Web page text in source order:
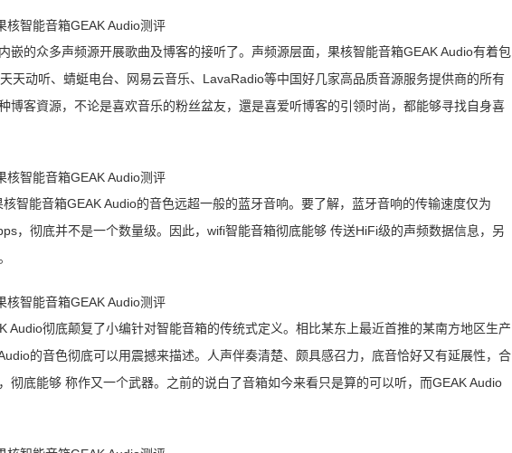
嵌的众多声频源开展歌曲及博客的接听了。声频源层面，果核智能音箱GEAK Audio有着包
天动听、蜻蜓电台、网易云音乐、LavaRadio等中国好几家高品质音源服务提供商的所有
博客資源，不论是喜欢音乐的粉丝盆友，還是喜爱听博客的引领时尚，都能够寻找自身喜
智能音箱GEAK Audio的音色远超一般的蓝牙音响。要了解，蓝牙音响的传输速度仅为
，彻底并不是一个数量级。因此，wifi智能音箱彻底能够 传送HiFi级的声频数据信息，另
Audio彻底颠复了小编针对智能音箱的传统式定义。相比某东上最近首推的某南方地区生产
的音色彻底可以用震撼来描述。人声伴奏清楚、颇具感召力，底音恰好又有延展性，合
彻底能够 称作又一个武器。之前的说白了音箱如今来看只是算的可以听，而GEAK Audio